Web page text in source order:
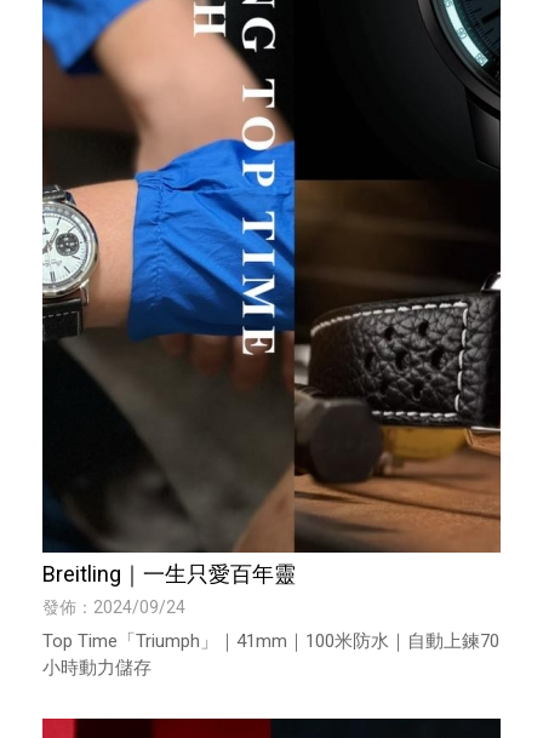
Breitling｜一生只愛百年靈
發佈：2024/09/24
Top Time「Triumph」｜41mm｜100米防水｜自動上鍊70
小時動力儲存